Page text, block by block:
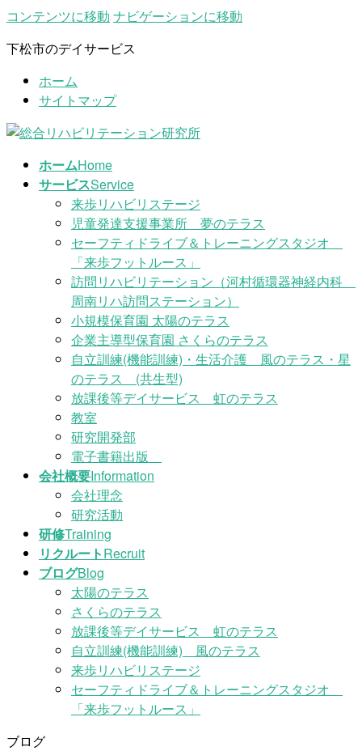
コンテンツに移動 ナビゲーションに移動
下松市のデイサービス
ホーム
サイトマップ
ホームHome
サービスService
来歩リハビリステージ
児童発達支援事業所 夢のテラス
セーフティドライブ＆トレーニングスタジオ
「来歩フットルース」
訪問リハビリテーション（河村循環器神経内科
周南リハ訪問ステーション）
小規模保育園 太陽のテラス
企業主導型保育園 さくらのテラス
自立訓練(機能訓練)・生活介護 風のテラス・星
のテラス (共生型)
放課後等デイサービス 虹のテラス
教室
研究開発部
電子書籍出版
会社概要Information
会社理念
研究活動
研修Training
リクルートRecruit
ブログBlog
太陽のテラス
さくらのテラス
放課後等デイサービス 虹のテラス
自立訓練(機能訓練) 風のテラス
来歩リハビリステージ
セーフティドライブ＆トレーニングスタジオ
「来歩フットルース」
ブログ